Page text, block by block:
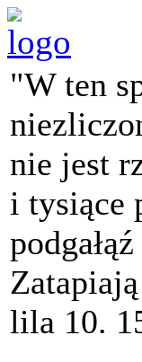
"W ten
nie jest
i tysiące
lila 10.